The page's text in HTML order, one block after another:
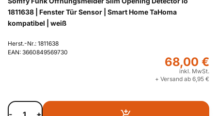
1811638 | Fenster Tür Sensor | Smart Home TaHoma
kompatibel | weiß
Herst.-Nr.: 1811638
EAN: 3660849569730
68,00 €
inkl. MwSt.
+ Versand ab 6,95 €
- +